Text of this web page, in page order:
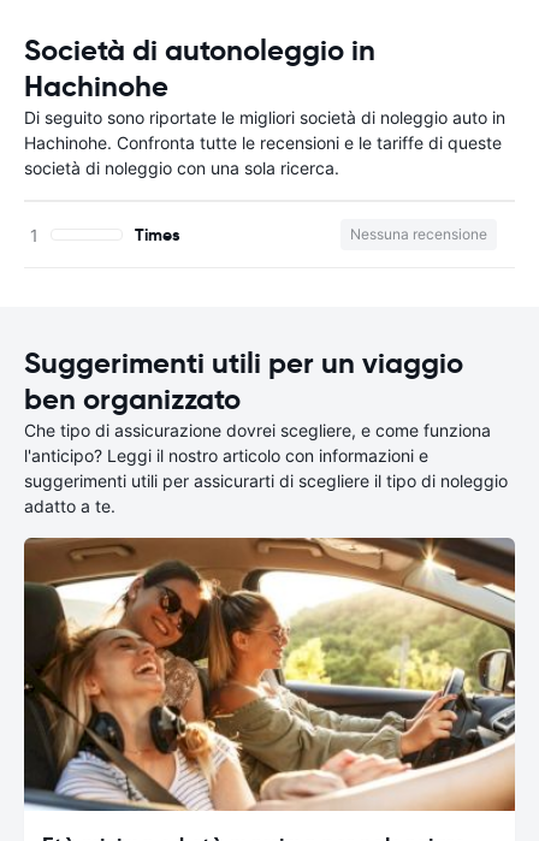
Società di autonoleggio in
Hachinohe
Di seguito sono riportate le migliori società di noleggio auto in
Hachinohe. Confronta tutte le recensioni e le tariffe di queste
società di noleggio con una sola ricerca.
Times Nessuna recensione
Suggerimenti utili per un viaggio
ben organizzato
Che tipo di assicurazione dovrei scegliere, e come funziona
l'anticipo? Leggi il nostro articolo con informazioni e
suggerimenti utili per assicurarti di scegliere il tipo di noleggio
adatto a te.